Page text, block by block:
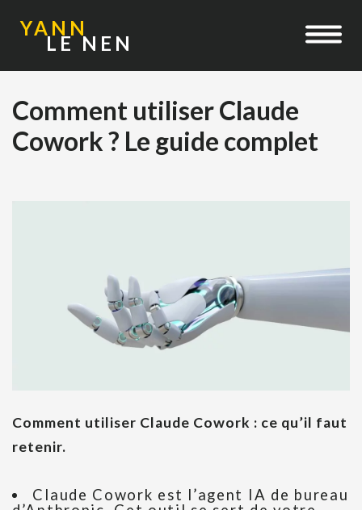
YANN
LE NEN
Comment utiliser Claude
Cowork ? Le guide complet
Comment utiliser Claude Cowork : ce qu’il faut
retenir.
Claude Cowork est l’agent IA de bureau